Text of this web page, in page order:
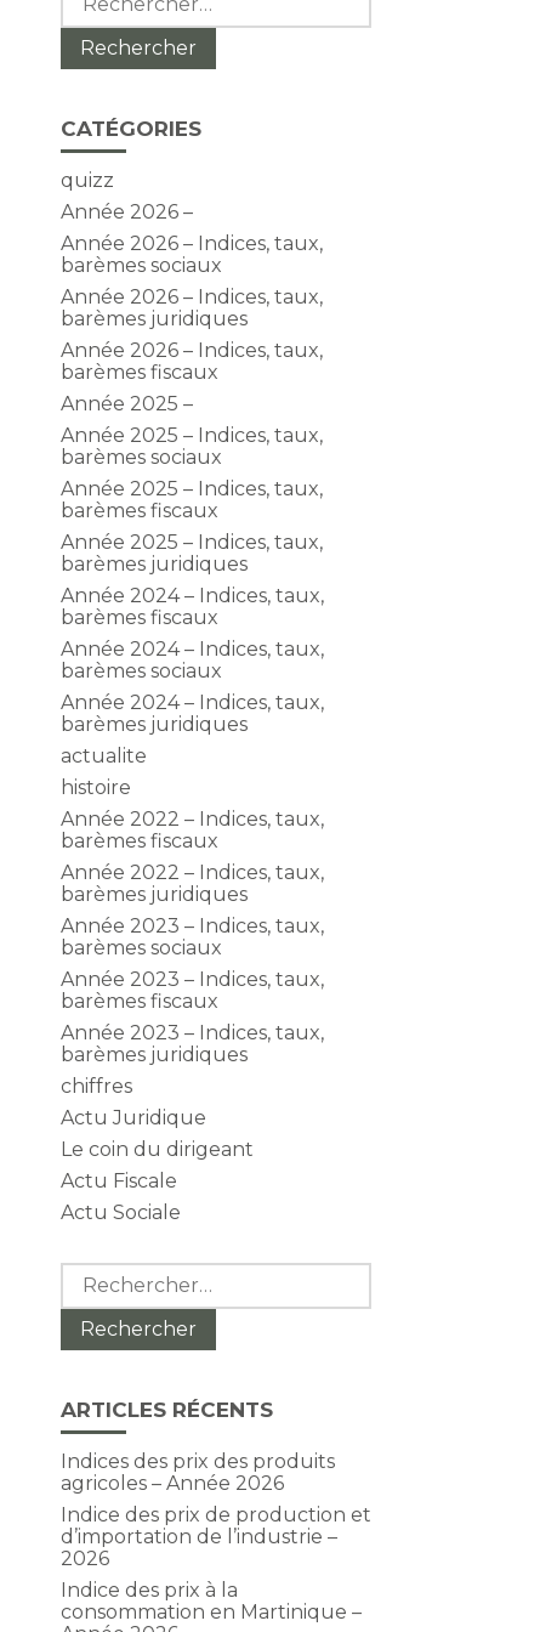
CATÉGORIES
quizz
Année 2026 –
Année 2026 – Indices, taux,
barèmes sociaux
Année 2026 – Indices, taux,
barèmes juridiques
Année 2026 – Indices, taux,
barèmes fiscaux
Année 2025 –
Année 2025 – Indices, taux,
barèmes sociaux
Année 2025 – Indices, taux,
barèmes fiscaux
Année 2025 – Indices, taux,
barèmes juridiques
Année 2024 – Indices, taux,
barèmes fiscaux
Année 2024 – Indices, taux,
barèmes sociaux
Année 2024 – Indices, taux,
barèmes juridiques
actualite
histoire
Année 2022 – Indices, taux,
barèmes fiscaux
Année 2022 – Indices, taux,
barèmes juridiques
Année 2023 – Indices, taux,
barèmes sociaux
Année 2023 – Indices, taux,
barèmes fiscaux
Année 2023 – Indices, taux,
barèmes juridiques
chiffres
Actu Juridique
Le coin du dirigeant
Actu Fiscale
Actu Sociale
Rechercher :
ARTICLES RÉCENTS
Indices des prix des produits
agricoles – Année 2026
Indice des prix de production et
d’importation de l’industrie –
2026
Indice des prix à la
consommation en Martinique –